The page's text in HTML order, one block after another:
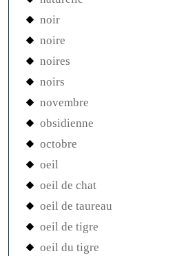
noir
noire
noires
noirs
novembre
obsidienne
octobre
oeil
oeil de chat
oeil de taureau
oeil de tigre
oeil du tigre